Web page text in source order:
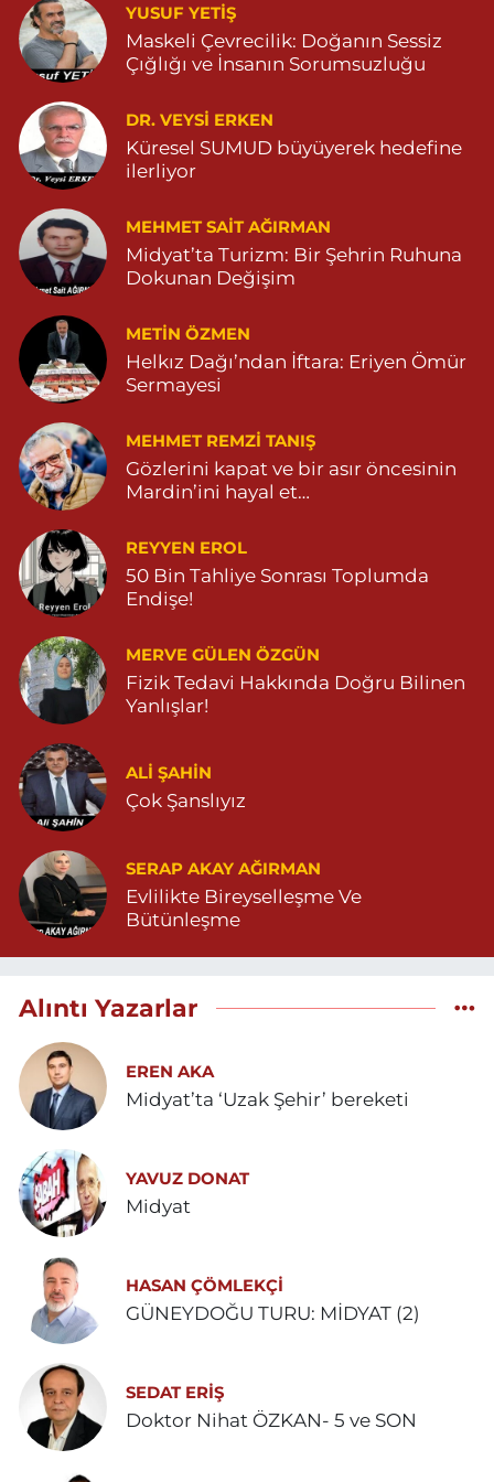
Ömerli Eczanesi
YENİ MAHALLE HASTANE CADDESİ 3086 SOKAK NO:7 2
04825413333
0 (482) 541 33 33 Yol Tarifi Al
Büşra Eczanesi
SAĞLIK OCAĞI YANI 04823812379
0 (482) 381 23 79 Yol Tarifi Al
Yavuz Eczanesi
MARDİN CADDE NO:20A 04825712234
0 (482) 571 22 34 Yol Tarifi Al
YUSUF YETİŞ
Maskeli Çevrecilik: Doğanın Sessiz
Çığlığı ve İnsanın Sorumsuzluğu
DR. VEYSI ERKEN
Küresel SUMUD büyüyerek hedefine
ilerliyor
MEHMET SAIT AĞIRMAN
Midyat’ta Turizm: Bir Şehrin Ruhuna
Dokunan Değişim
METIN ÖZMEN
Helkız Dağı’ndan İftara: Eriyen Ömür
Sermayesi
MEHMET REMZI TANIŞ
Gözlerini kapat ve bir asır öncesinin
Mardin’ini hayal et…
REYYEN EROL
50 Bin Tahliye Sonrası Toplumda
Endişe!
MERVE GÜLEN ÖZGÜN
Fizik Tedavi Hakkında Doğru Bilinen
Yanlışlar!
ALI ŞAHİN
Çok Şanslıyız
SERAP AKAY AĞIRMAN
Evlilikte Bireyselleşme Ve
Bütünleşme
Alıntı Yazarlar
EREN AKA
Midyat’ta ‘Uzak Şehir’ bereketi
YAVUZ DONAT
Midyat
HASAN ÇÖMLEKÇİ
GÜNEYDOĞU TURU: MİDYAT (2)
SEDAT ERİŞ
Doktor Nihat ÖZKAN- 5 ve SON